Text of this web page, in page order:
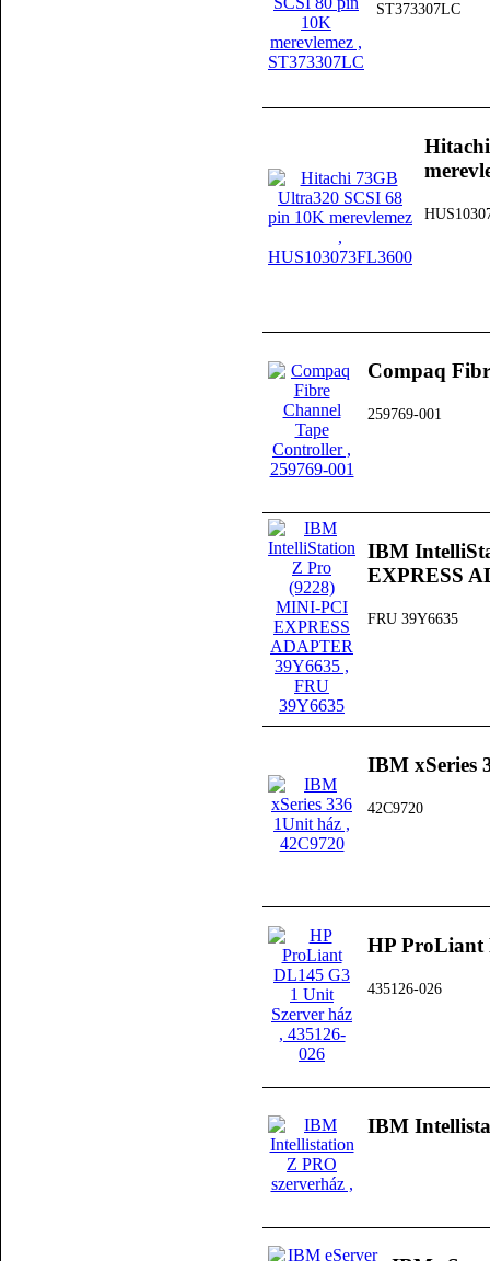
ST373307LC
Compaq
259769-001
IBM
EXPRESS
FRU 39Y6635
IBM xSeries
42C9720
HP ProLiant
435126-026
IBM